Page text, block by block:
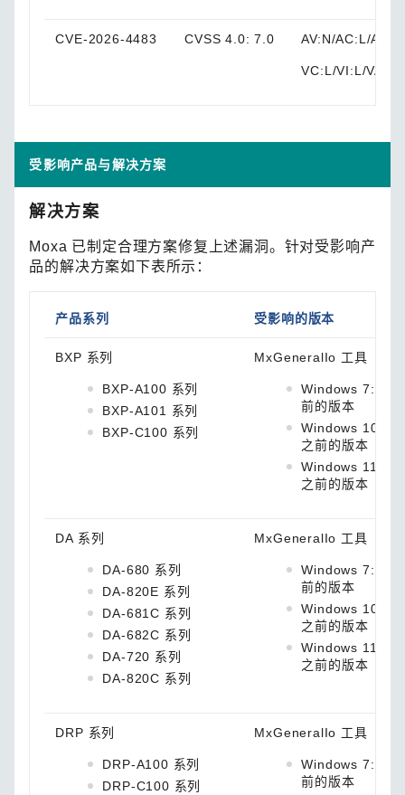
CVE-2026-4483 CVSS 4.0: 7.0 AV:N/AC:L/
VC:L/VI:L/
受影响产品与解决方案
解决方案
Moxa 已制定合理方案修复上述漏洞。针对受影响产
品的解决方案如下表所示：
产品系列 受影响的版本
BXP 系列
BXP-A100 系列
BXP-A101 系列
BXP-C100 系列
MxGeneralIo 工具
Windows 7:
前的版本
Windows 10:
之前的版本
Windows 11:
之前的版本
DA 系列
DA-680 系列
DA-820E 系列
DA-681C 系列
DA-682C 系列
DA-720 系列
DA-820C 系列
MxGeneralIo 工具
Windows 7: 之
前的版本
Windows 10:
之前的版本
Windows 11:
之前的版本
DRP 系列
DRP-A100 系列
DRP-C100 系列
MxGeneralIo 工具
Windows 7:
前的版本